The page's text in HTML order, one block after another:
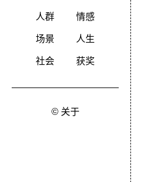
人群 情感
场景 人生
社会 获奖
© 关于